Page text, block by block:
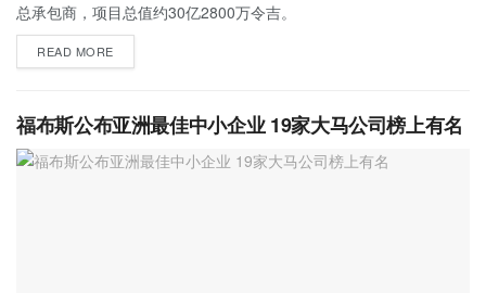
总承包商，项目总值约30亿2800万令吉。
READ MORE
福布斯公布亚洲最佳中小企业 19家大马公司榜上有名